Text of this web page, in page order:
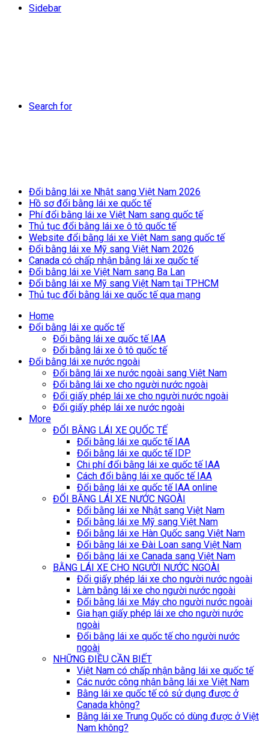
Sidebar
Search for
Đổi bằng lái xe Nhật sang Việt Nam 2026
Hồ sơ đổi bằng lái xe quốc tế
Phí đổi bằng lái xe Việt Nam sang quốc tế
Thủ tục đổi bằng lái xe ô tô quốc tế
Website đổi bằng lái xe Việt Nam sang quốc tế
Đổi bằng lái xe Mỹ sang Việt Nam 2026
Canada có chấp nhận bằng lái xe quốc tế
Đổi bằng lái xe Việt Nam sang Ba Lan
Đổi bằng lái xe Mỹ sang Việt Nam tại TPHCM
Thủ tục đổi bằng lái xe quốc tế qua mạng
Home
Đổi bằng lái xe quốc tế
Đổi bằng lái xe quốc tế IAA
Đổi bằng lái xe ô tô quốc tế
Đổi bằng lái xe nước ngoài
Đổi bằng lái xe nước ngoài sang Việt Nam
Đổi bằng lái xe cho người nước ngoài
Đổi giấy phép lái xe cho người nước ngoài
Đổi giấy phép lái xe nước ngoài
More
ĐỔI BẰNG LÁI XE QUỐC TẾ
Đổi bằng lái xe quốc tế IAA
Đổi bằng lái xe quốc tế IDP
Chi phí đổi bằng lái xe quốc tế IAA
Cách đổi bằng lái xe quốc tế IAA
Đổi bằng lái xe quốc tế IAA online
ĐỔI BẰNG LÁI XE NƯỚC NGOÀI
Đổi bằng lái xe Nhật sang Việt Nam
Đổi bằng lái xe Mỹ sang Việt Nam
Đổi bằng lái xe Hàn Quốc sang Việt Nam
Đổi bằng lái xe Đài Loan sang Việt Nam
Đổi bằng lái xe Canada sang Việt Nam
BẰNG LÁI XE CHO NGƯỜI NƯỚC NGOÀI
Đổi giấy phép lái xe cho người nước ngoài
Làm bằng lái xe cho người nước ngoài
Đổi bằng lái xe Máy cho người nước ngoài
Gia hạn giấy phép lái xe cho người nước
ngoài
Đổi bằng lái xe quốc tế cho người nước
ngoài
NHỮNG ĐIỀU CẦN BIẾT
Việt Nam có chấp nhận bằng lái xe quốc tế
Các nước công nhận bằng lái xe Việt Nam
Bằng lái xe quốc tế có sử dụng được ở
Canada không?
Bằng lái xe Trung Quốc có dùng được ở Việt
Nam không?